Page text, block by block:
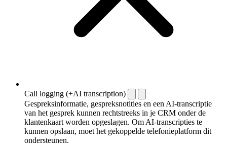
Call logging (+AI transcription)
Gespreksinformatie, gespreksnotities en een AI-transcriptie
van het gesprek kunnen rechtstreeks in je CRM onder de
klantenkaart worden opgeslagen. Om AI-transcripties te
kunnen opslaan, moet het gekoppelde telefonieplatform dit
ondersteunen.